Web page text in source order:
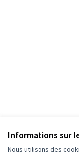
Informations sur
Nous utilisons des